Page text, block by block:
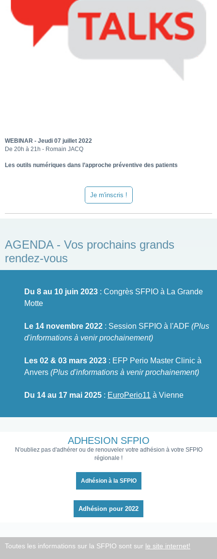
WEBINAR - Jeudi 07 juillet 2022
De 20h à 21h - Romain JACQ
Les outils numériques dans l’approche préventive des patients
Je m'inscris !
AGENDA - Vos prochains grands
rendez-vous
Du 8 au 10 juin 2023 : Congrès SFPIO à La Grande
Motte
Le 14 novembre 2022 : Session SFPIO à l'ADF (Plus
d'informations à venir prochainement)
Les 02 & 03 mars 2023 : EFP Perio Master Clinic à
Anvers (Plus d'informations à venir prochainement)
Du 14 au 17 mai 2025 : EuroPerio11 à Vienne
ADHESION SFPIO
N'oubliez pas d'adhérer ou de renouveler votre adhésion à votre SFPIO
régionale !
Adhésion à la SFPIO
Adhésion pour 2022
Toutes les informations sur la SFPIO sont sur le site internet!